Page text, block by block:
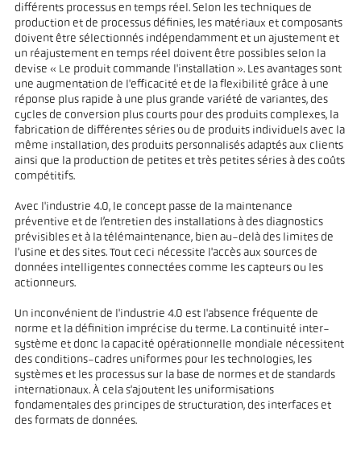
différents processus en temps réel. Selon les techniques de
production et de processus définies, les matériaux et composants
doivent être sélectionnés indépendamment et un ajustement et
un réajustement en temps réel doivent être possibles selon la
devise « Le produit commande l'installation ». Les avantages sont
une augmentation de l'efficacité et de la flexibilité grâce à une
réponse plus rapide à une plus grande variété de variantes, des
cycles de conversion plus courts pour des produits complexes, la
fabrication de différentes séries ou de produits individuels avec la
même installation, des produits personnalisés adaptés aux clients
ainsi que la production de petites et très petites séries à des coûts
compétitifs.
Avec l'industrie 4.0, le concept passe de la maintenance
préventive et de l’entretien des installations à des diagnostics
prévisibles et à la télémaintenance, bien au-delà des limites de
l'usine et des sites. Tout ceci nécessite l'accès aux sources de
données intelligentes connectées comme les capteurs ou les
actionneurs.
Un inconvénient de l'industrie 4.0 est l'absence fréquente de
norme et la définition imprécise du terme. La continuité inter-
système et donc la capacité opérationnelle mondiale nécessitent
des conditions-cadres uniformes pour les technologies, les
systèmes et les processus sur la base de normes et de standards
internationaux. À cela s'ajoutent les uniformisations
fondamentales des principes de structuration, des interfaces et
des formats de données.